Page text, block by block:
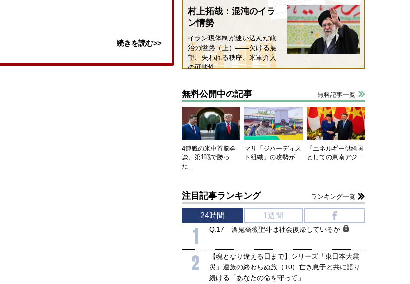
続きを読む>>
村上拓哉：混沌のイラ
ン情勢
イラン現体制が迷い込んだ政
治の隘路（上）――欠ける展
望、失われる秩序、米軍介入
の可能性
無料公開中の記事 無料記事一覧
4連戦の米中首脳会
談、第1戦で勝っ
た…
マリ「ジハーディス
ト組織」の攻勢が…
「エネルギー供給国
としての東南アジ…
注目記事ランキング ランキング一覧
24時間 1週間
1 Q.17 酒鬼薔薇聖斗は社会復帰しているか
2
【魂となり逢える日まで】シリーズ「東日本大震
災」遺族の終わらぬ旅（10）亡き息子と共に語り
続ける「あなたの命を守って」